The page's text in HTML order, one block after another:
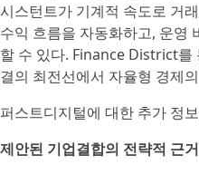
시스턴트가 기계적 속도로 거
수익 흐름을 자동화하고, 운영
할 수 있다. Finance District를
결의 최전선에서 자율형 경제
퍼스트디지털에 대한 추가 정
제안된 기업결합의 전략적 근거